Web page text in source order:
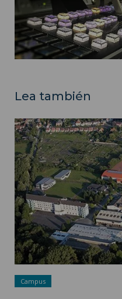
Lea también
Campus de Cambrai ">
Campus